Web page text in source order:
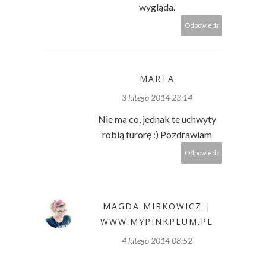
wygląda.
Odpowiedz
MARTA
3 lutego 2014 23:14
Nie ma co, jednak te uchwyty
robią furorę :) Pozdrawiam
Odpowiedz
MAGDA MIRKOWICZ |
WWW.MYPINKPLUM.PL
4 lutego 2014 08:52